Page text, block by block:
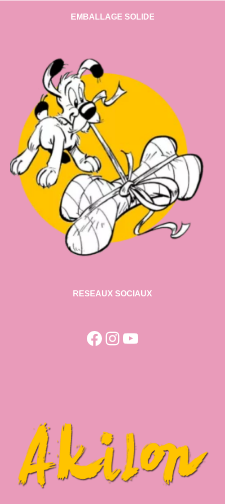
EMBALLAGE SOLIDE
RESEAUX SOCIAUX
Facebook
Instagram
YouTube